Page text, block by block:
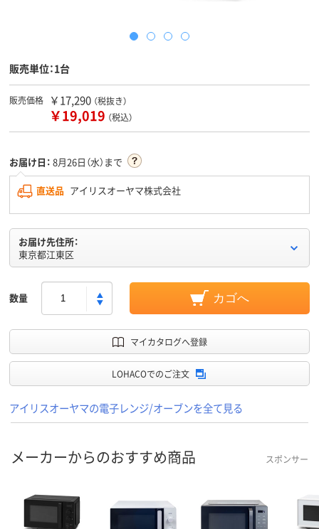
販売単位：1台
販売価格 ￥17,290 （税抜き）
￥19,019 （税込）
お届け日： 8月26日（水）まで
直送品 アイリスオーヤマ株式会社
お届け先住所：
東京都江東区
数量 カゴへ
マイカタログへ登録
LOHACOでのご注文
アイリスオーヤマの電子レンジ/オーブンを全て見る
メーカーからのおすすめ商品 スポンサー